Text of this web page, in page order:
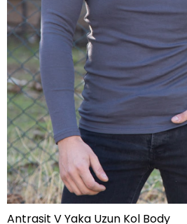
Antrasit V Yaka Uzun Kol Body